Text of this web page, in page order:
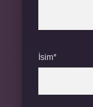
İsim*